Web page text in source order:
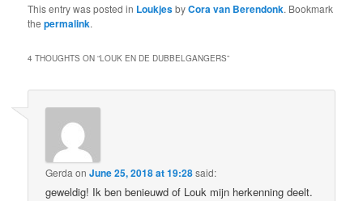
This entry was posted in LoukjesbyCora van Berendonk. Bookmark
thepermalink.
4 THOUGHTS ON “LOUK EN DE DUBBELGANGERS”
Gerda onJune 25, 2018 at 19:28said:
geweldig! Ik ben benieuwd of Louk mijn herkenning deelt.